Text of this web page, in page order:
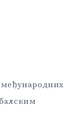
међународних